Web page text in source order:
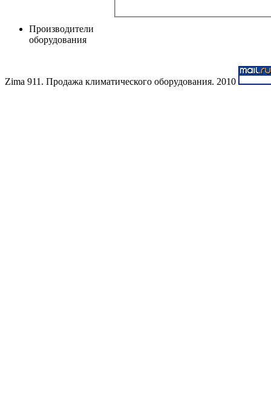
Производители
оборудования
Zima 911. Продажа климатического оборудования. 2010